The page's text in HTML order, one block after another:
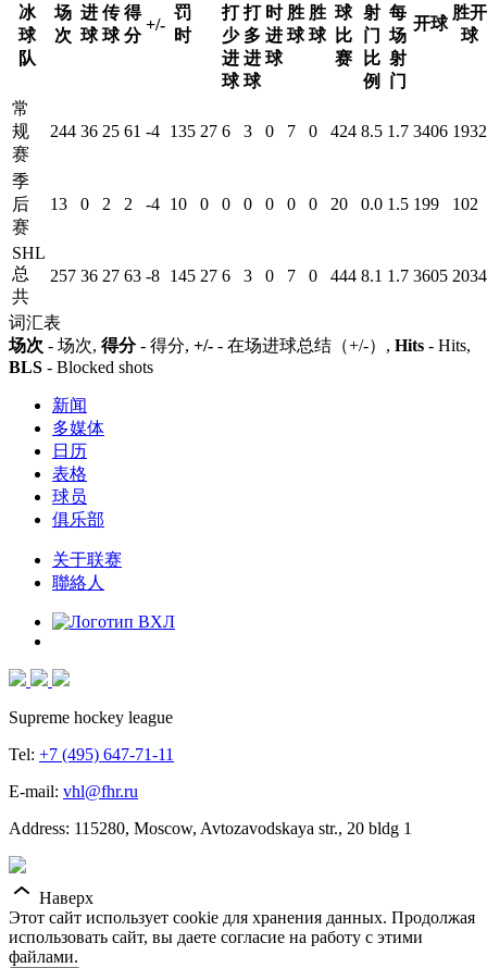
冰
球
队
场
次
进
球
传
球
得
分
+/-
罚
时
打
少
进
球
打
多
进
球
时
进
球
胜
球
胜
球
球
比
赛
射
门
比
例
每
场
射
门
开球
胜开
球
常
规
赛
244 36 25 61 -4 135 27 6 3 0 7 0 424 8.5 1.7 3406 1932
季
后
赛
13 0 2 2 -4 10 0 0 0 0 0 0 20 0.0 1.5 199 102
SHL
总
共
257 36 27 63 -8 145 27 6 3 0 7 0 444 8.1 1.7 3605 2034
词汇表
场次 - 场次, 得分- 得分, +/- - 在场进球总结（+/-）, Hits - Hits,
BLS - Blocked shots
新闻
多媒体
日历
表格
球员
俱乐部
关于联赛
聯絡人
Supreme hockey league
Tel: +7 (495) 647-71-11
E-mail: vhl@fhr.ru
Address: 115280, Moscow, Avtozavodskaya str., 20 bldg 1
Наверх
Этот сайт использует cookie для хранения данных. Продолжая
использовать сайт, вы даете согласие на работу с этими
файлами.